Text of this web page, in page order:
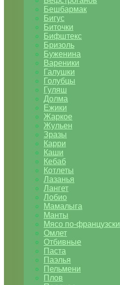
Бешбармак
Бигус
Биточки
Бифштекс
Бризоль
Буженина
Вареники
Галушки
Голубцы
Гуляш
Долма
Ежики
Жаркое
Жульен
Зразы
Карри
Каши
Кебаб
Котлеты
Лазанья
Лангет
Лобио
Мамалыга
Манты
Мясо по-французски
Омлет
Отбивные
Паста
Паэлья
Пельмени
Плов